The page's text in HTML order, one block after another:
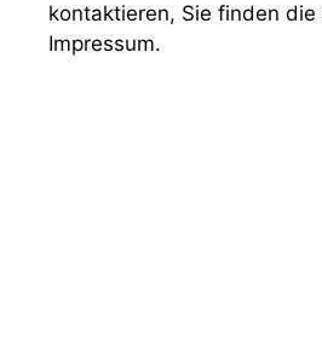
kontaktieren, Sie finden
Impressum.